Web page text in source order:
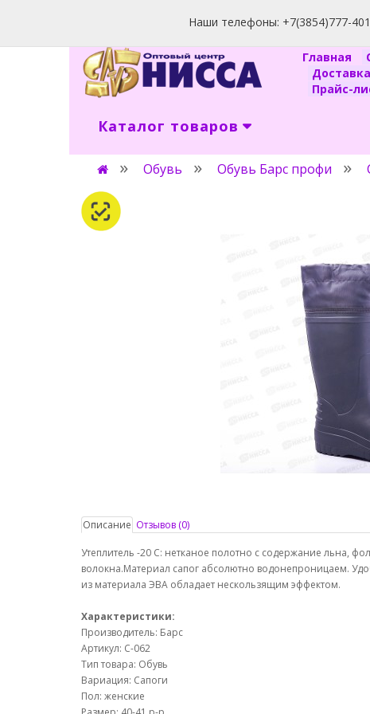
Наши телефоны: +7(3854)777-
Главная
Прайс-
Каталог товаров
Обувь Обувь Барс профи
Описание Отзывов (0)
Утеплитель -20 С: нетканое полотно с содержание льна,
волокна.Материал сапог абсолютно водонепроницаем.
из материала ЭВА обладает нескользящим эффектом.
Характеристики:
Производитель: Барс
Артикул: С-062
Тип товара: Обувь
Вариация: Сапоги
Пол: женские